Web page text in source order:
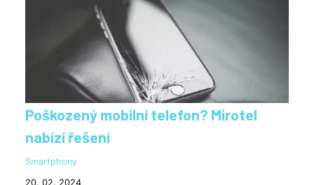
Poškozený mobilní telefon? Mirotel
nabízí řešení
Smartphony
20. 02. 2024